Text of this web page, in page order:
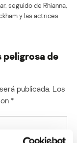
seguido de Rhianna,
y las actrices
peligrosa de
publicada. Los
*